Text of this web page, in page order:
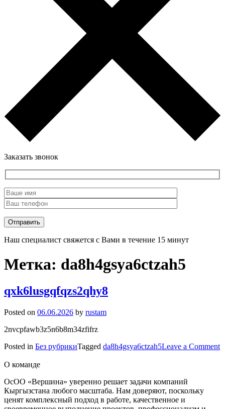
Заказать звонок
Наш специалист свяжется с Вами в течение 15 минут
Метка: da8h4gsya6ctzah5
qxk6lusgqfqzs2qhy8
Posted on 06.06.2026 by rustam
2nvcpfawb3z5n6b8m34zfifrz
Posted in Без рубрикиTagged da8h4gsya6ctzah5Leave a Comment
О команде
ОсОО «Вершина» уверенно решает задачи компаний
Кыргызстана любого масштаба. Нам доверяют, поскольку
ценят комплексный подход в работе, качественное и